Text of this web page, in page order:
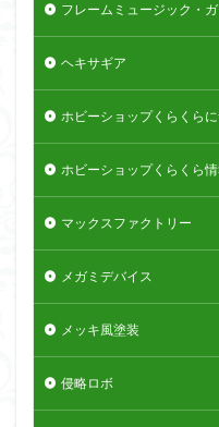
フレームミュージック・
ヘキサギア
ホビーショップくらくら
ホビーショップくらくら
マックスファクトリー
メガミデバイス
メッキ風塗装
侵略ロボ